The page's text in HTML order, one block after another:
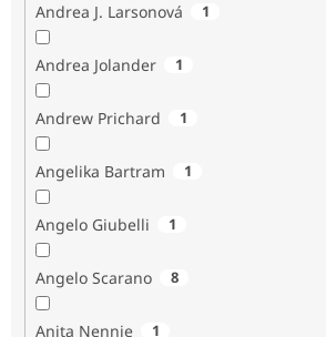
Andrea J. Larsonová 1
Andrea Jolander 1
Andrew Prichard 1
Angelika Bartram 1
Angelo Giubelli 1
Angelo Scarano 8
Anita Nennie 1